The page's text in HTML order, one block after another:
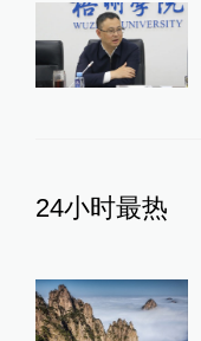
24小时最热